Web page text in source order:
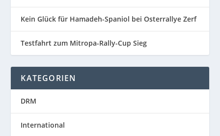
Kein Glück für Hamadeh-Spaniol bei Osterrallye Zerf
Testfahrt zum Mitropa-Rally-Cup Sieg
KATEGORIEN
DRM
International